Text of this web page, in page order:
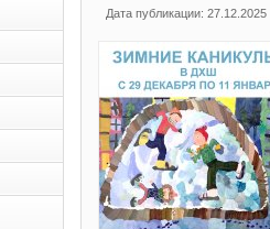
Дата публикации: 27.12.2025